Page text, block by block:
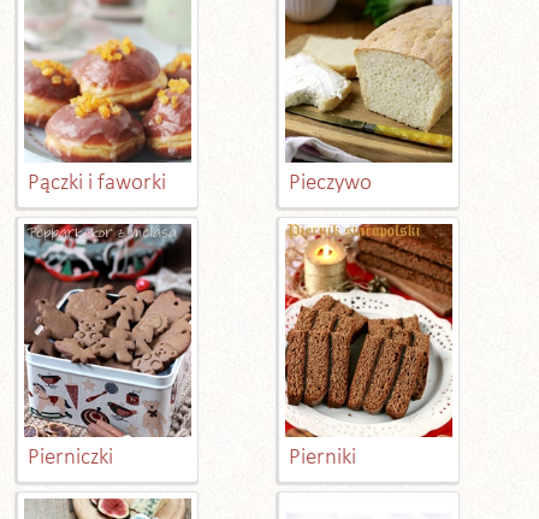
Pączki i faworki Pieczywo
Pierniczki Pierniki